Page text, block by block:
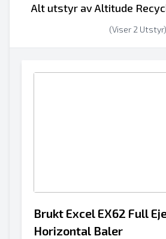
Alt utstyr av Altitude
(Viser 2 Utstyr)
Brukt Excel EX62 Full
Horizontal Baler